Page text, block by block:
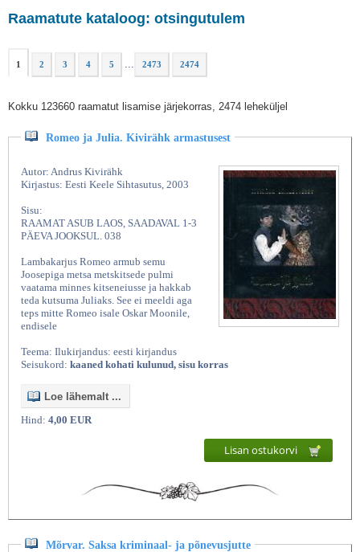
Raamatute kataloog: otsingutulem
1 2 3 4 5 ... 2473 2474
Kokku 123660 raamatut lisamise järjekorras, 2474 leheküljel
Romeo ja Julia. Kivirähk armastusest
Autor: Andrus Kivirähk
Kirjastus: Eesti Keele Sihtasutus, 2003
Sisu:
RAAMAT ASUB LAOS, SAADAVAL 1-3
PÄEVA JOOKSUL. 038
Lambakarjus Romeo armub semu
Joosepiga metsa metskitsede pulmi
vaatama minnes kitseneiusse ja hakkab
teda kutsuma Juliaks. See ei meeldi aga
teps mitte Romeo isale Oskar Moonile,
endisele
Teema: Ilukirjandus: eesti kirjandus
Seisukord: kaaned kohati kulunud, sisu korras
Loe lähemalt ...
Hind: 4,00 EUR
Lisan ostukorvi
Mõrvar. Saksa kriminaal- ja põnevusjutte